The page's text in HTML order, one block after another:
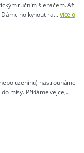
ručním šlehačem. Až
ho kynout na...více o
uzeninu) nastrouháme
mísy. Přidáme vejce,...